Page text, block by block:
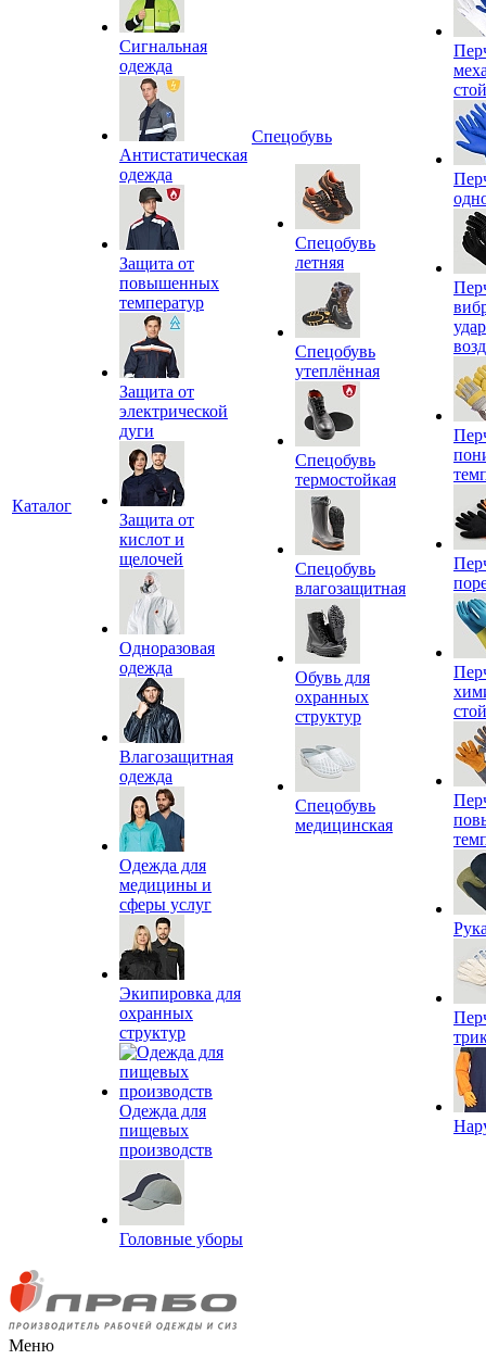
Каталог
Сигнальная
одежда
Антистатическая
одежда
Защита от
повышенных
температур
Защита от
электрической
дуги
Защита от
кислот и
щелочей
Одноразовая
одежда
Влагозащитная
одежда
Одежда для
медицины и
сферы услуг
Экипировка для
охранных
структур
Одежда для
пищевых
производств
Головные уборы
Спецобувь
Спецобувь
летняя
Спецобувь
утеплённая
Спецобувь
термостойкая
Спецобувь
влагозащитная
Обувь для
охранных
структур
Спецобувь
медицинская
Меню